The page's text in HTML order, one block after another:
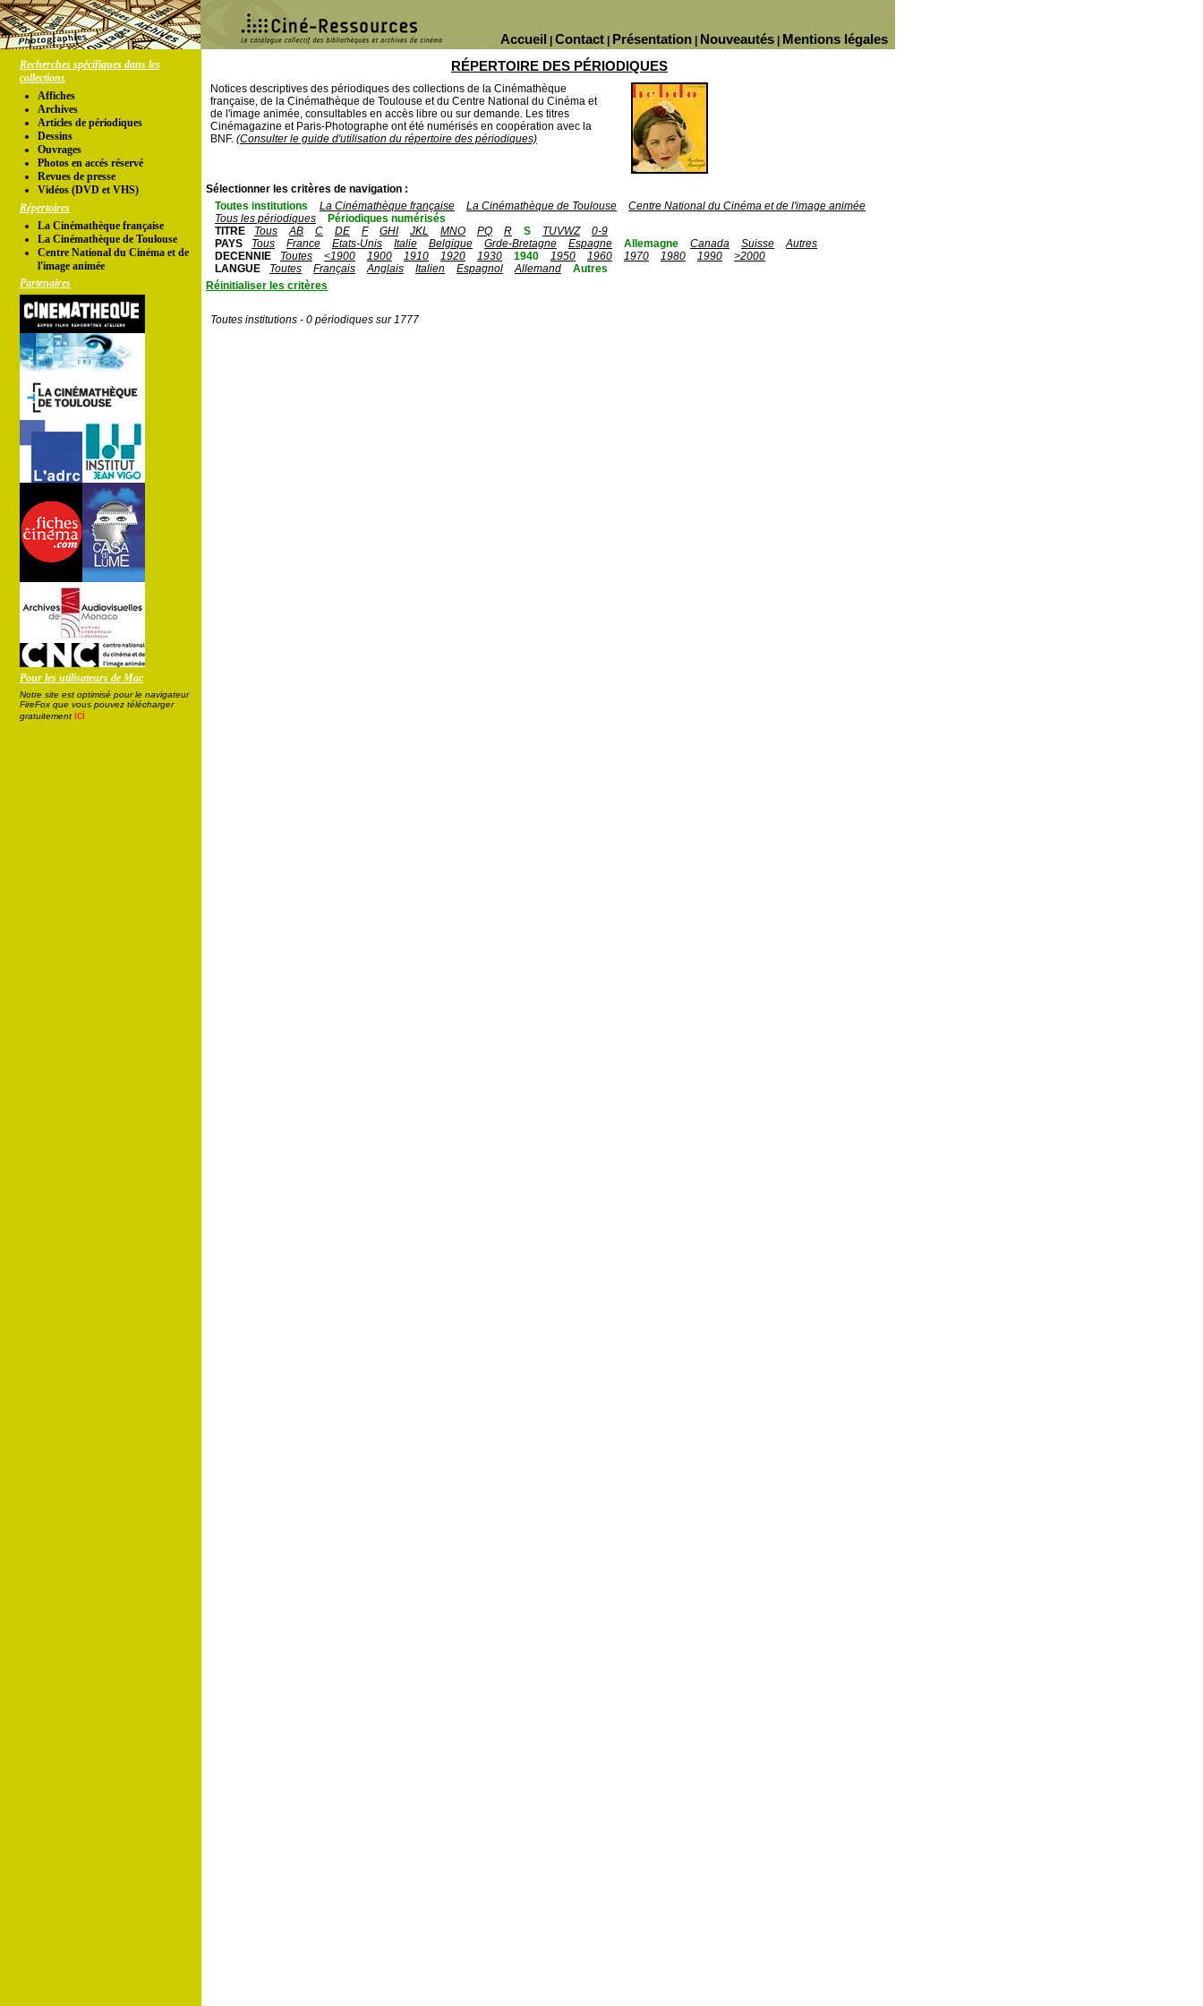
Mentions légales
Nouveautés
Présentation
Contact
Accueil
Recherches spécifiques dans les
collections
Affiches
Archives
Articles de périodiques
Dessins
Ouvrages
Photos en accés réservé
Revues de presse
Vidéos (DVD et VHS)
Répertoires
La Cinémathèque française
La Cinémathèque de Toulouse
Centre National du Cinéma et de
l'image animée
Partenaires
Pour les utilisateurs de Mac
Notre site est optimisé pour le navigateur
FireFox que vous pouvez télécharger
gratuitement ici
RÉPERTOIRE DES PÉRIODIQUES
Notices descriptives des périodiques des collections de la Cinémathèque
française, de la Cinémathèque de Toulouse et du Centre National du Cinéma et
de l'image animée, consultables en accès libre ou sur demande. Les titres
Cinémagazine et Paris-Photographe ont été numérisés en coopération avec la
BNF. (Consulter le guide d'utilisation du répertoire des périodiques)
Sélectionner les critères de navigation :
Toutes institutions
La Cinémathèque française La Cinémathèque de Toulouse
Centre National du Cinéma et de l'image animée
Tous les périodiques
Périodiques numérisés
TITRE
Tous AB C DE F GHI JKL MNO PQ R S TUVWZ
0-9
PAYS
Tous France Etats-Unis Italie Belgique Grde-Bretagne Espagne Allemagne Canada Suisse
Autres
DECENNIE
Toutes <1900 1900 1910 1920 1930 1940 1950 1960 1970 1980 1990
>2000
LANGUE
Toutes Français Anglais Italien Espagnol Allemand
Autres
Réinitialiser les critères
Toutes institutions - 0 périodiques sur 1777